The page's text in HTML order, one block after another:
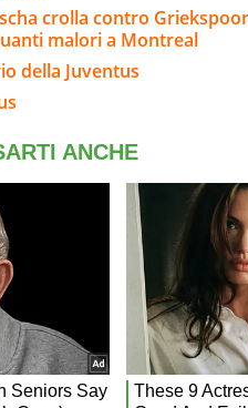
crolla contro
malori a Montreal
della Juventus